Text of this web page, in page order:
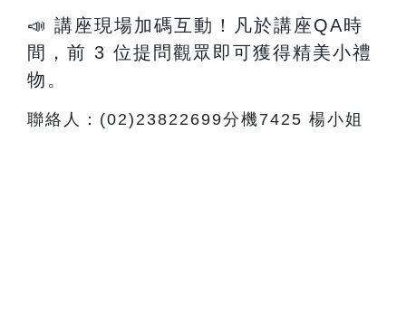
📣 講座現場加碼互動！凡於講座QA時
間，前 3 位提問觀眾即可獲得精美小禮
物。
聯絡人：(02)23822699分機7425 楊小姐